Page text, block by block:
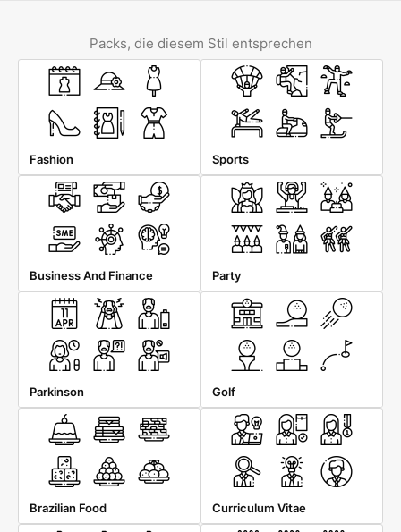
Packs, die diesem Stil entsprechen
Fashion Sports
Business And Finance Party
Parkinson Golf
Brazilian Food Curriculum Vitae